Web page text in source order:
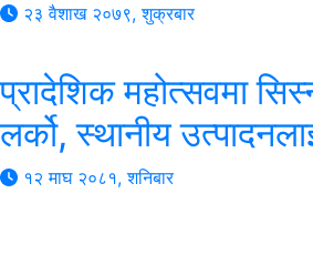
२३ वैशाख २०७९, शुक्रबार
प्रादेशिक महोत्सवमा
लर्को, स्थानीय
१२ माघ २०८१, शनिबार